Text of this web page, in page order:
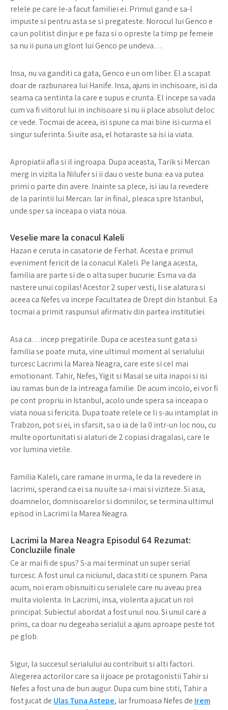
relele pe care le-a facut familiei ei. Primul gand e sa-l
impuste si pentru asta se si pregateste. Norocul lui Genco e
ca un politist din jur e pe faza si o opreste la timp pe femeie
sa nu ii puna un glont lui Genco pe undeva…
Insa, nu va ganditi ca gata, Genco e un om liber. El a scapat
doar de razbunarea lui Hanife. Insa, ajuns in inchisoare, isi da
seama ca sentinta la care e supus e crunta. El incepe sa vada
cum va fi viitorul lui in inchisoare si nu ii place absolut deloc
ce vede. Tocmai de aceea, isi spune ca mai bine isi curma el
singur suferinta. Si uite asa, el hotaraste sa isi ia viata.
Apropiatii afla si il ingroapa. Dupa aceasta, Tarik si Mercan
merg in vizita la Nilufer si ii dau o veste buna: ea va putea
primi o parte din avere. Inainte sa plece, isi iau la revedere
de la parintii lui Mercan. Iar in final, pleaca spre Istanbul,
unde sper sa inceapa o viata noua.
Veselie mare la conacul Kaleli
Hazan e ceruta in casatorie de Ferhat. Acesta e primul
eveniment fericit de la conacul Kaleli. Pe langa acesta,
familia are parte si de o alta super bucurie: Esma va da
nastere unui copilas! Acestor 2 super vesti, li se alatura si
aceea ca Nefes va incepe Facultatea de Drept din Istanbul. Ea
tocmai a primit raspunsul afirmativ din partea institutiei.
Asa ca…incep pregatirile. Dupa ce acestea sunt gata si
familia se poate muta, vine ultimul moment al serialului
turcesc Lacrimi la Marea Neagra, care este si cel mai
emotionant. Tahir, Nefes, Yigit si Masal se uita inapoi si isi
iau ramas bun de la intreaga familie. De acum incolo, ei vor fi
pe cont propriu in Istanbul, acolo unde spera sa inceapa o
viata noua si fericita. Dupa toate relele ce li s-au intamplat in
Trabzon, pot si ei, in sfarsit, sa o ia de la 0 intr-un loc nou, cu
multe oportunitati si alaturi de 2 copiasi dragalasi, care le
vor lumina vietile.
Familia Kaleli, care ramane in urma, le da la revedere in
lacrimi, sperand ca ei sa nu uite sa-i mai si viziteze. Si asa,
doamnelor, domnisoarelor si domnilor, se termina ultimul
episod in Lacrimi la Marea Neagra.
Lacrimi la Marea Neagra Episodul 64 Rezumat:
Concluziile finale
Ce ar mai fi de spus? S-a mai terminat un super serial
turcesc. A fost unul ca niciunul, daca stiti ce spunem. Pana
acum, noi eram obisnuiti cu serialele care nu aveau prea
multa violenta. In Lacrimi, insa, violenta a jucat un rol
principal. Subiectul abordat a fost unul nou. Si unul care a
prins, ca doar nu degeaba serialul a ajuns aproape peste tot
pe glob.
Sigur, la succesul serialului au contribuit si alti factori.
Alegerea actorilor care sa ii joace pe protagonistii Tahir si
Nefes a fost una de bun augur. Dupa cum bine stiti, Tahir a
fost jucat de Ulas Tuna Astepe, iar frumoasa Nefes de Irem